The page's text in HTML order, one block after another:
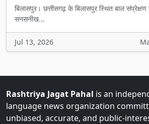
बिलासपुर। छत्तीसगढ़ के बिलासपुर स्थित बाल संप्रेक्षण
सनसनीख...
Jul 13, 2026
Rashtriya Jagat Pahal is an
language news organization
unbiased, accurate, and public-